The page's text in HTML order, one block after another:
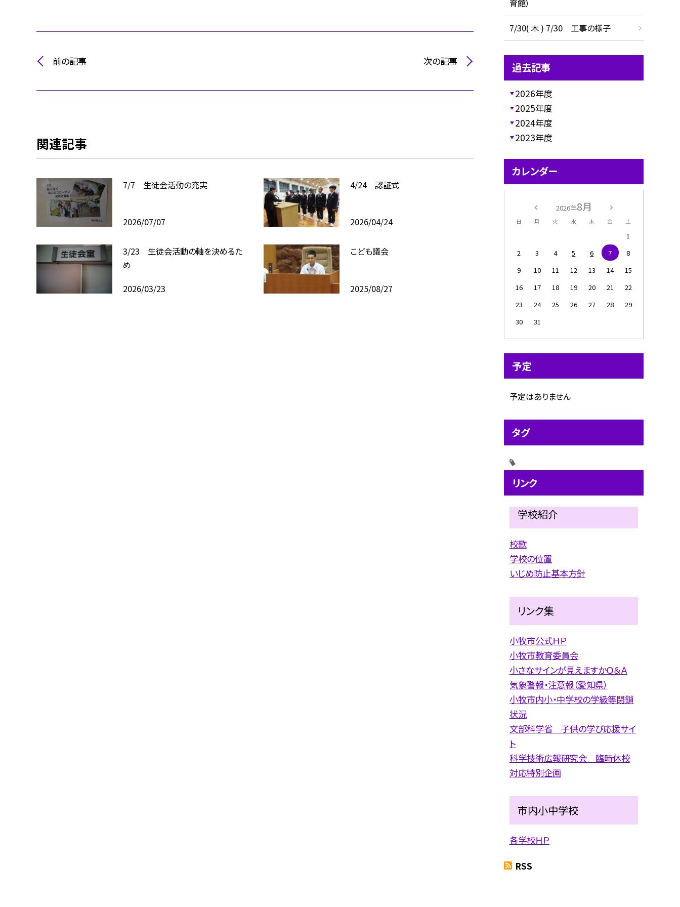
前の記事 次の記事
関連記事
7/7 生徒会活動の充実
2026/07/07
4/24 認証式
2026/04/24
3/23 生徒会活動の軸を決めるた
め
2026/03/23
こども議会
2025/08/27
育館）
7/30( 木 ) 7/30 工事の様子
過去記事
2026年度
2025年度
2024年度
2023年度
カレンダー
2026年8月
日 月 火 水 木 金 土
1
2
3 4 5 6 7
8
9
10 11 12 13 14
15
16
17 18 19 20 21
22
23
24 25 26 27 28
29
30
31
予定
予定はありません
タグ
リンク
学校紹介
校歌
学校の位置
いじめ防止基本方針
リンク集
小牧市公式ＨＰ
小牧市教育委員会
小さなサインが見えますかＱ＆Ａ
気象警報・注意報（愛知県）
小牧市内小・中学校の学級等閉鎖
状況
文部科学省 子供の学び応援サイ
ト
科学技術広報研究会 臨時休校
対応特別企画
市内小中学校
各学校ＨＰ
RSS